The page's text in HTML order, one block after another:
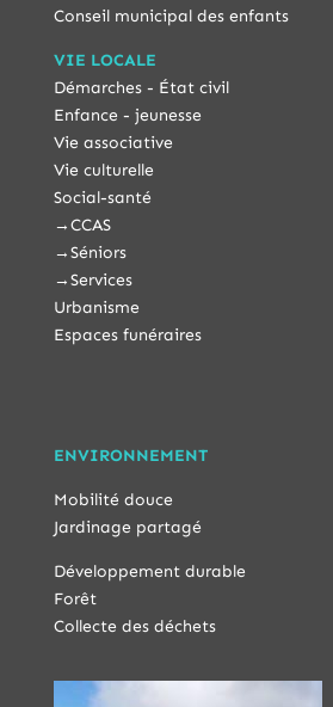
Conseil municipal des enfants
VIE LOCALE
Démarches - État civil
Enfance - jeunesse
Vie associative
Vie culturelle
Social-santé
→CCAS
→Séniors
→Services
Urbanisme
Espaces funéraires
ENVIRONNEMENT
Mobilité douce
Jardinage partagé
Développement durable
Forêt
Collecte des déchets